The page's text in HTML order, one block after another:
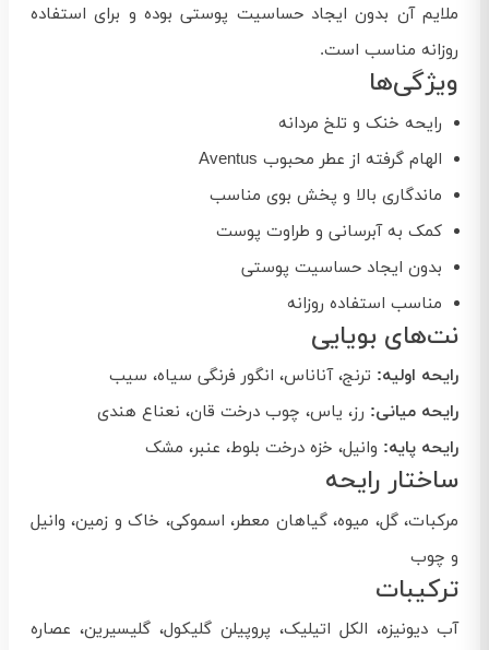
ملایم آن بدون ایجاد حساسیت پوستی بوده و برای استفاده
روزانه مناسب است.
ویژگی‌ها
رایحه خنک و تلخ مردانه
الهام گرفته از عطر محبوب Aventus
ماندگاری بالا و پخش بوی مناسب
کمک به آبرسانی و طراوت پوست
بدون ایجاد حساسیت پوستی
مناسب استفاده روزانه
نت‌های بویایی
رایحه اولیه: ترنج، آناناس، انگور فرنگی سیاه، سیب
رایحه میانی: رز، یاس، چوب درخت قان، نعناع هندی
رایحه پایه: وانیل، خزه درخت بلوط، عنبر، مشک
ساختار رایحه
مرکبات، گل، میوه، گیاهان معطر، اسموکی، خاک و زمین، وانیل
و چوب
ترکیبات
آب دیونیزه، الکل اتیلیک، پروپیلن گلیکول، گلیسیرین، عصاره